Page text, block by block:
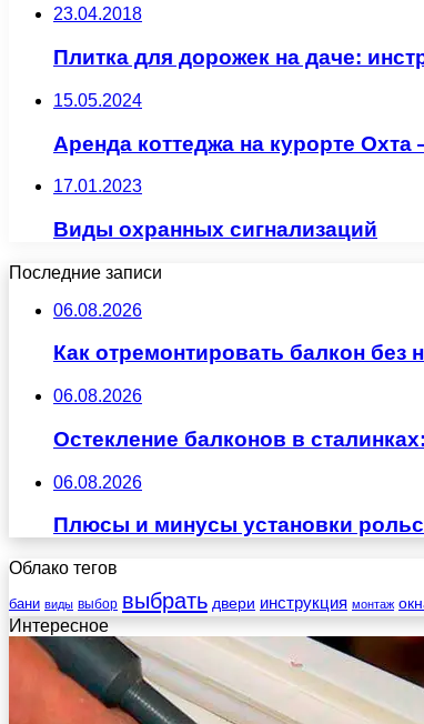
23.04.2018
Плитка для дорожек на даче:
15.05.2024
Аренда коттеджа на курорте
17.01.2023
Виды охранных сигнализаций
Последние записи
06.08.2026
Как отремонтировать балкон без
06.08.2026
Остекление балконов в
06.08.2026
Плюсы и минусы установки
Облако тегов
бани виды выбор выбрать двери инструкция монтаж
Интересное